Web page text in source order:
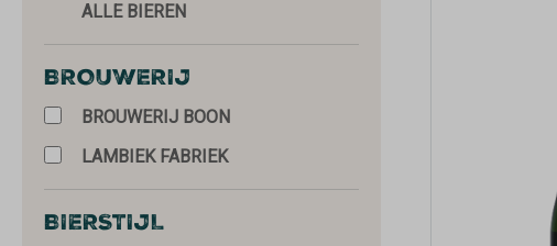
ALLE BIEREN
BROUWERIJ
BROUWERIJ BOON
LAMBIEK FABRIEK
BIERSTIJL